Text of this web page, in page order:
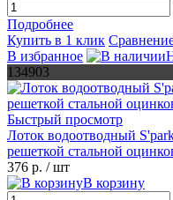
Подробнее
Купить в 1 клик
В избранное
134903
Быстрый просмотр
Лоток водоотводный
решеткой стальной
376 р. / шт
В корзину